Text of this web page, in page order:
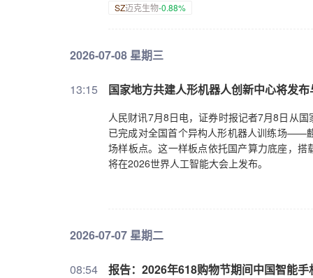
SZ迈克生物-0.88%
2026-07-08 星期三
13:15 国家地方共建人形机器人创新中心将发
人民财讯7月8日电，证券时报记者7月8日从
已完成对全国首个异构人形机器人训练场——
场样板点。这一样板点依托国产算力底座，
将在2026世界人工智能大会上发布。
2026-07-07 星期二
08:54 报告：2026年618购物节期间中国智能